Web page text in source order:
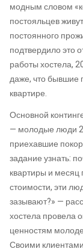
модным словом
постояльцев
постоянного
подтвердило это
работы хостела,
даже, что бывшие
квартире.
Основной
— молодые люди
приехавшие
задание узнать:
квартиры и
стоимости, эти
зазывают?» —
хостела провела
ценностям
Своими